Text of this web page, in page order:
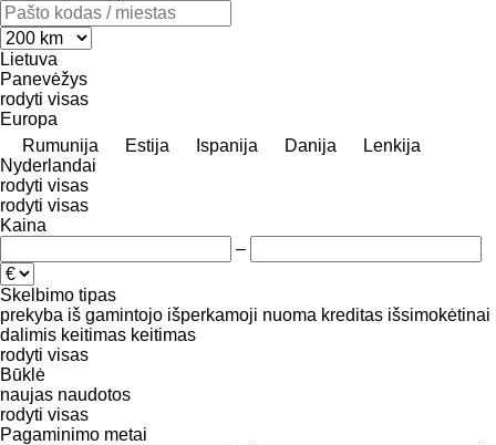
Lietuva
Panevėžys
rodyti visas
Europa
Rumunija
Estija Ispanija Danija
Lenkija
Nyderlandai
rodyti visas
rodyti visas
Kaina
–
Skelbimo tipas
prekyba iš gamintojo išperkamoji nuoma kreditas išsimokėtinai
dalimis keitimas keitimas
rodyti visas
Būklė
naujas naudotos
rodyti visas
Pagaminimo metai